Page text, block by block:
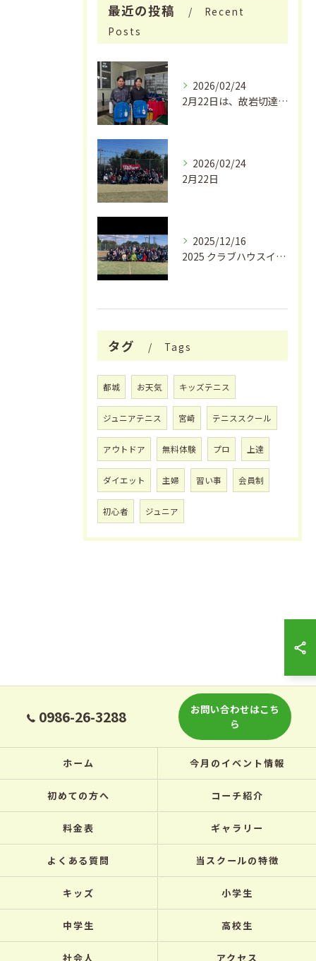
最近の投稿
Recent
Posts
2026/02/24
2月22日は、故岩切達朗さんのお誕生日で、今年はちょうどこの...
2026/02/24
2月22日
2025/12/16
2025 クラブハウスイワキリ クリスマスフェス🎄
タグ Tags
都城 お天気 キッズテニス
ジュニアテニス 宮崎 テニススクール
アウトドア 無料体験 プロ 上達
ダイエット 主婦 習い事 会員制
初心者 ジュニア
0986-26-3288
お問い合わせはこち
ら
ホーム 今月のイベント情報
初めての方へ コーチ紹介
料金表 ギャラリー
よくある質問 当スクールの特徴
キッズ 小学生
中学生 高校生
社会人 アクセス